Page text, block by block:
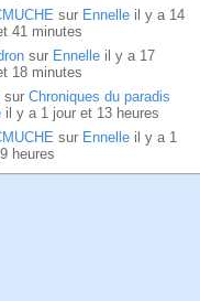
sur Ennelle il y a 14
41 minutes
sur Ennelle il y a 17
18 minutes
sur Chroniques du paradis
il y a 1 jour et 13 heures
sur Ennelle il y a 1
heures